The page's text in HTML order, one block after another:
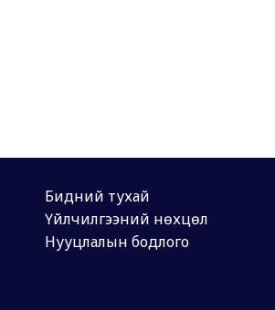
Бидний тухай
Үйлчилгээний нөхцөл
Нууцлалын бодлого